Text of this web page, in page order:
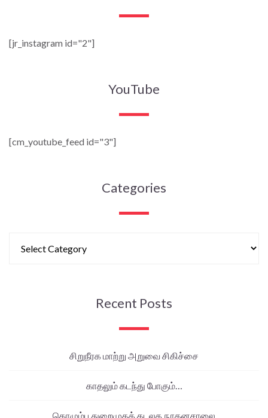
[jr_instagram id="2"]
YouTube
[cm_youtube_feed id="3"]
Categories
Recent Posts
சிறுநீரக மாற்று அறுவை சிகிச்சை
காதலும் கடந்து போகும்…
கொழும்பு துறைமுகக் கடலக நூதனசாலை